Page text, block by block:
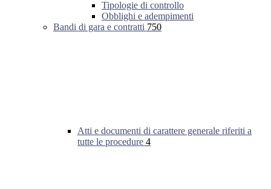
Tipologie di controllo
Obblighi e adempimenti
Bandi di gara e contratti 750
Atti e documenti di carattere generale riferiti a
tutte le procedure 4